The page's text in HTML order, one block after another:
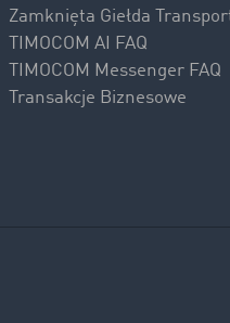
Zamknięta Giełda
TIMOCOM AI FAQ
TIMOCOM Messenger FAQ
Transakcje Biznesowe